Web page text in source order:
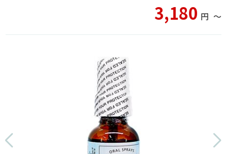
3,180 円 〜